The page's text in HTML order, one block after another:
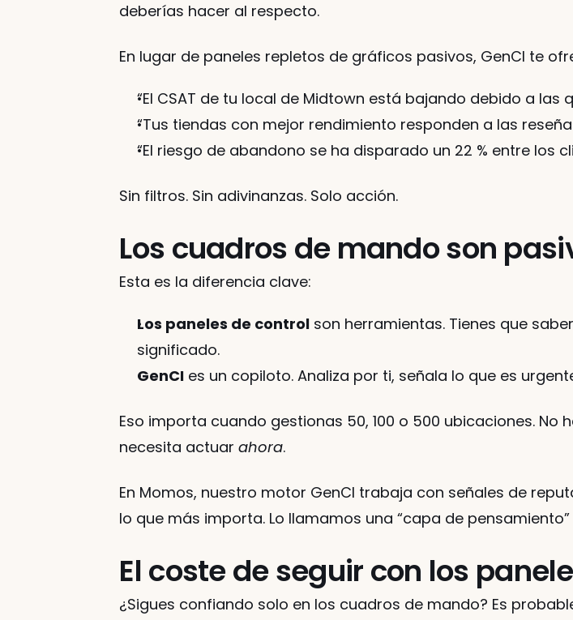
deberías hacer al respecto.
En lugar de paneles repletos de gráficos pasivos, GenCI te
“El CSAT de tu local de Midtown está bajando debido a
“Tus tiendas con mejor rendimiento responden a las
“El riesgo de abandono se ha disparado un 22 % entre los
Sin filtros. Sin adivinanzas. Solo acción.
Los cuadros de mando son
Esta es la diferencia clave:
Los paneles de control son herramientas. Tienes que
significado.
GenCI es un copiloto. Analiza por ti, señala lo que es
Eso importa cuando gestionas 50, 100 o 500 ubicaciones.
necesita actuar ahora.
En Momos, nuestro motor GenCI trabaja con señales de
lo que más importa. Lo llamamos una “capa de
El coste de seguir con los
¿Sigues confiando solo en los cuadros de mando? Es